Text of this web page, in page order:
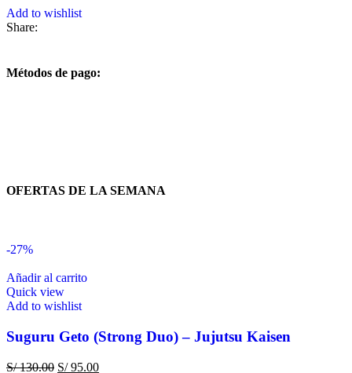
Add to wishlist
Share:
Métodos de pago:
OFERTAS DE LA SEMANA
-27%
Añadir al carrito
Quick view
Add to wishlist
Suguru Geto (Strong Duo) – Jujutsu Kaisen
S/130.00 S/95.00